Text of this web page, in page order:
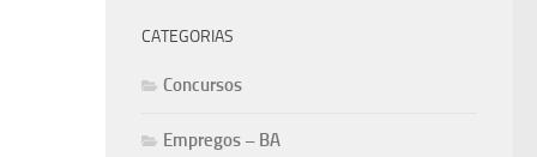
CATEGORIAS
Concursos
Empregos – BA